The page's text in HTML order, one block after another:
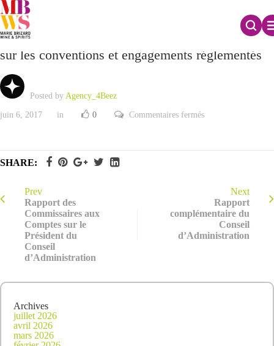
Rapport spécial des Commissaires aux Comptes
sur les conventions et engagements réglementés
Posted by Agency_4Beez
juin 6, 2017 in 0 Commentaires ferméssur
conventions
engagements
réglementés
SHARE:
Prev
Rapport des
Commissaires aux
Comptes sur le
Président du
Conseil
d’Administration
Next
Rapport
complémentaire du
Conseil
d’Administration
Archives
juillet 2026
avril 2026
mars 2026